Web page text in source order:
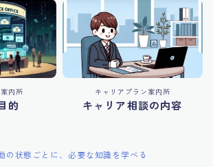
内所
的
キャリアプラン案内所
キャリア相談の内容
の状態ごとに、必要な知識を学べる